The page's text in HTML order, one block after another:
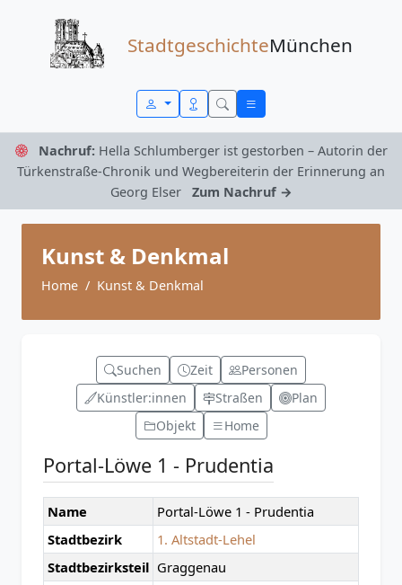
StadtgeschichteMünchen
Nachruf: Hella Schlumberger ist gestorben – Autorin der
Türkenstraße-Chronik und Wegbereiterin der Erinnerung an
Georg Elser
Zum Nachruf →
Kunst & Denkmal
Home Kunst & Denkmal
Suchen Zeit
Personen
Künstler:innen
Straßen
Plan
Objekt
Home
Portal-Löwe 1 - Prudentia
Name
Portal-Löwe 1 - Prudentia
Stadtbezirk
1. Altstadt-Lehel
Stadtbezirksteil Graggenau